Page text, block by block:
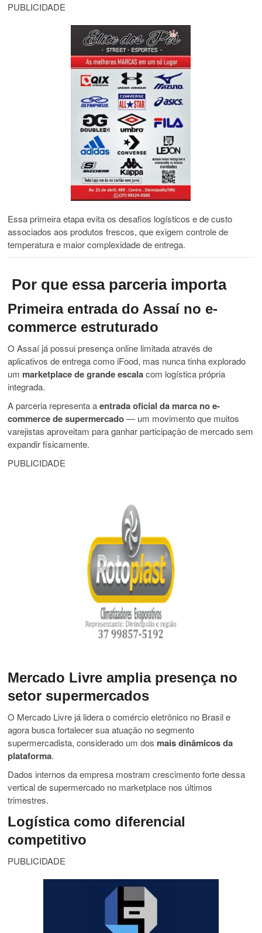
PUBLICIDADE
Essa primeira etapa evita os desafios logísticos e de custo
associados aos produtos frescos, que exigem controle de
temperatura e maior complexidade de entrega.
Por que essa parceria importa
Primeira entrada do Assaí no e-
commerce estruturado
O Assaí já possui presença online limitada através de
aplicativos de entrega como iFood, mas nunca tinha explorado
um marketplace de grande escalacom logística própria
integrada.
A parceria representa aentrada oficial da marca no e-
commerce de supermercado— um movimento que muitos
varejistas aproveitam para ganhar participação de mercado sem
expandir fisicamente.
PUBLICIDADE
Mercado Livre amplia presença no
setor supermercados
O Mercado Livre já lidera o comércio eletrônico no Brasil e
agora busca fortalecer sua atuação no segmento
supermercadista, considerado um dos mais dinâmicos da
plataforma.
Dados internos da empresa mostram crescimento forte dessa
vertical de supermercado no marketplace nos últimos
trimestres.
Logística como diferencial
competitivo
PUBLICIDADE